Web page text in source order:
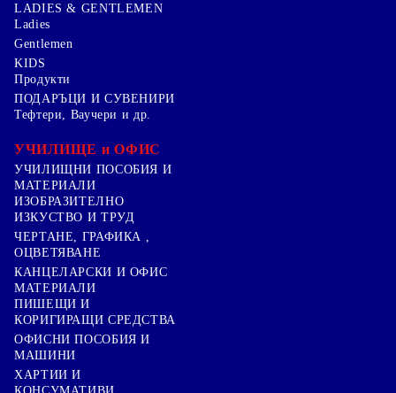
LADIES & GENTLEMEN
Ladies
Gentlemen
KIDS
Продукти
ПОДАРЪЦИ И СУВЕНИРИ
Тефтери, Ваучери и др.
УЧИЛИЩЕ и ОФИС
УЧИЛИЩНИ ПОСОБИЯ И
МАТЕРИАЛИ
ИЗОБРАЗИТЕЛНО
ИЗКУСТВО И ТРУД
ЧЕРТАНЕ, ГРАФИКА ,
ОЦВЕТЯВАНЕ
КАНЦЕЛАРСКИ И ОФИС
МАТЕРИАЛИ
ПИШЕЩИ И
КОРИГИРАЩИ СРЕДСТВА
ОФИСНИ ПОСОБИЯ И
МАШИНИ
ХАРТИИ И